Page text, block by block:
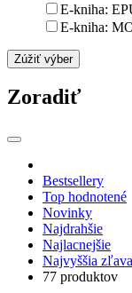
E-kniha:
E-kniha:
Zúžiť výber
Zoradiť
Bestsellery
Top hodnotené
Novinky
Najdrahšie
Najlacnejšie
Najvyššia zľava
77 produktov